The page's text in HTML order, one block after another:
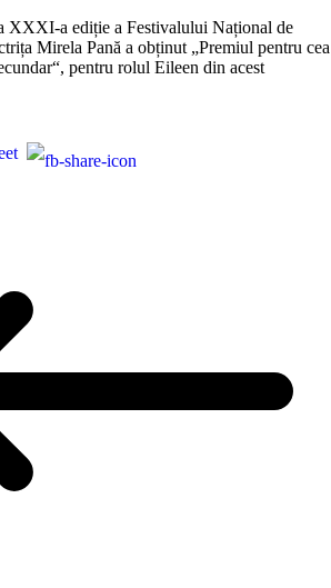
XXXI-a ediție a Festivalului Național de
Mirela Pană a obținut „Premiul pentru cea
pentru rolul Eileen din acest